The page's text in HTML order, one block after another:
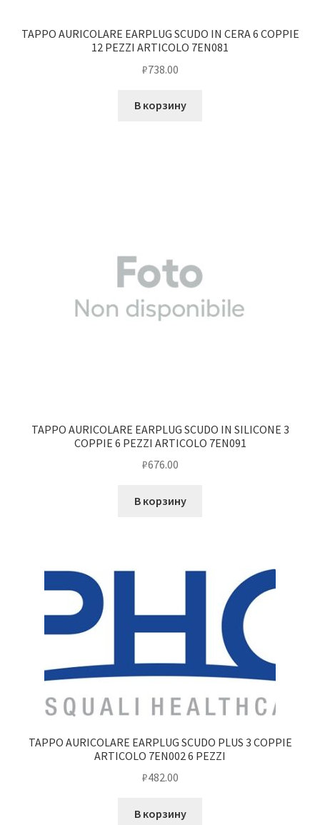
TAPPO AURICOLARE EARPLUG SCUDO IN CERA 6 COPPIE
12 PEZZI ARTICOLO 7EN081
₽738.00
В корзину
TAPPO AURICOLARE EARPLUG SCUDO IN SILICONE 3
COPPIE 6 PEZZI ARTICOLO 7EN091
₽676.00
В корзину
TAPPO AURICOLARE EARPLUG SCUDO PLUS 3 COPPIE
ARTICOLO 7EN002 6 PEZZI
₽482.00
В корзину